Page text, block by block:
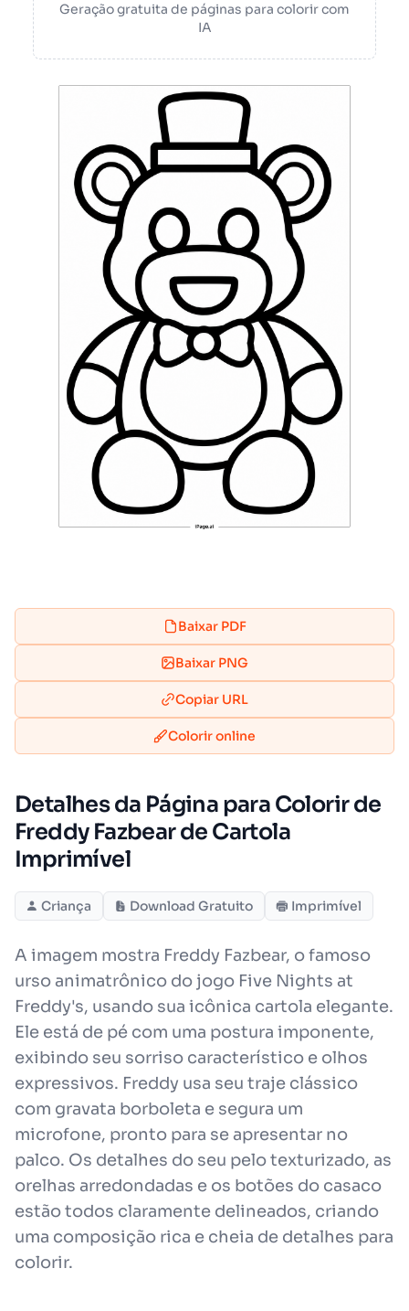
Geração gratuita de páginas para colorir com
IA
Baixar PDF
Baixar PNG
Copiar URL
Colorir online
Detalhes da Página para Colorir de
Freddy Fazbear de Cartola
Imprimível
Criança Download Gratuito Imprimível
A imagem mostra Freddy Fazbear, o famoso
urso animatrônico do jogo Five Nights at
Freddy's, usando sua icônica cartola elegante.
Ele está de pé com uma postura imponente,
exibindo seu sorriso característico e olhos
expressivos. Freddy usa seu traje clássico
com gravata borboleta e segura um
microfone, pronto para se apresentar no
palco. Os detalhes do seu pelo texturizado, as
orelhas arredondadas e os botões do casaco
estão todos claramente delineados, criando
uma composição rica e cheia de detalhes para
colorir.